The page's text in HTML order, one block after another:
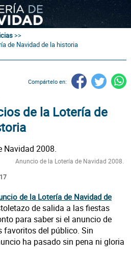
>>
de Navidad de la historia
Compártelo en:
de la Lotería de
Anuncio de la Lotería de Navidad 2008.
de la Lotería de Navidad de
de salida a las fiestas
para saber si el anuncio de
favoritos del público. Sin
ha pasado sin pena ni gloria